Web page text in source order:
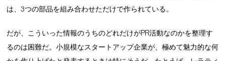
は、3つの部品を組み合わせただけで作られている。
だが、こういった情報のうちのどれだけがPR活動なのかを整理す
るのは困難だ。小規模なスタートアップ企業が、極めて魅力的な何